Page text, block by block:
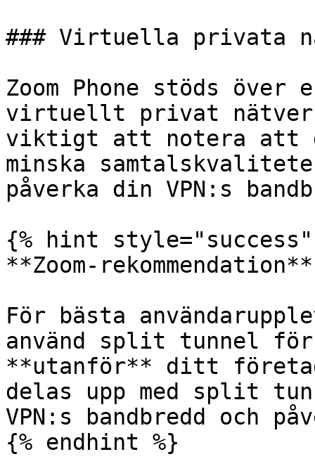
### Virtuella privata
Zoom Phone stöds
virtuellt privat
viktigt att notera att
minska
påverka din VPN:s
{% hint style="success"
**Zoom-rekommendation**
För bästa
använd split tunnel
**utanför** ditt
delas upp med split
VPN:s bandbredd och
{% endhint %}